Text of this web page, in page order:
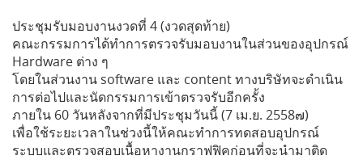
ประชุมรับมอบงานงวดที่ 4 (งวดสุดท้าย)
คณะกรรมการได้ทำการตรวจรับมอบงานในส่วนของอุปกรณ์
Hardware ต่าง ๆ
โดยในส่วนงาน software และ content ทางบริษัทจะดำเนิน
การต่อไปและนัดกรรมการเข้าตรวจรับอีกครั้ง
ภายใน 60 วันหลังจากที่มีประชุมวันนี้ (7 เม.ย. 2558๗)
เพื่อใช้ระยะเวลาในช่วงนี้ให้คณะทำการทดสอบอุปกรณ์
ระบบและตรวจสอบเนื้อหางานกราฟฟิคก่อนที่จะนำมาติด